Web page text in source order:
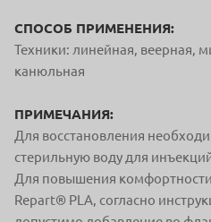
СПОСОБ ПРИМЕНЕНИЯ:
Техники: линейная, веерная,
канюльная
ПРИМЕЧАНИЯ:
Для восстановления
стерильную воду для
Для повышения
Repart® PLA, согласно